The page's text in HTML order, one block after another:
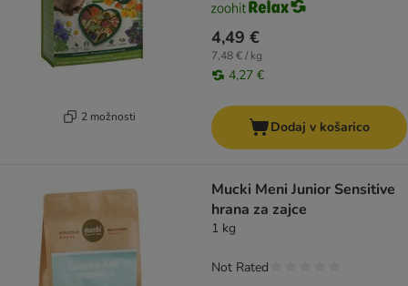
2 možnosti
4,49 €
7,48 € / kg
4,27 €
Dodaj v košarico
Mucki Meni Junior Sensitive
hrana za zajce
1 kg
Not Rated